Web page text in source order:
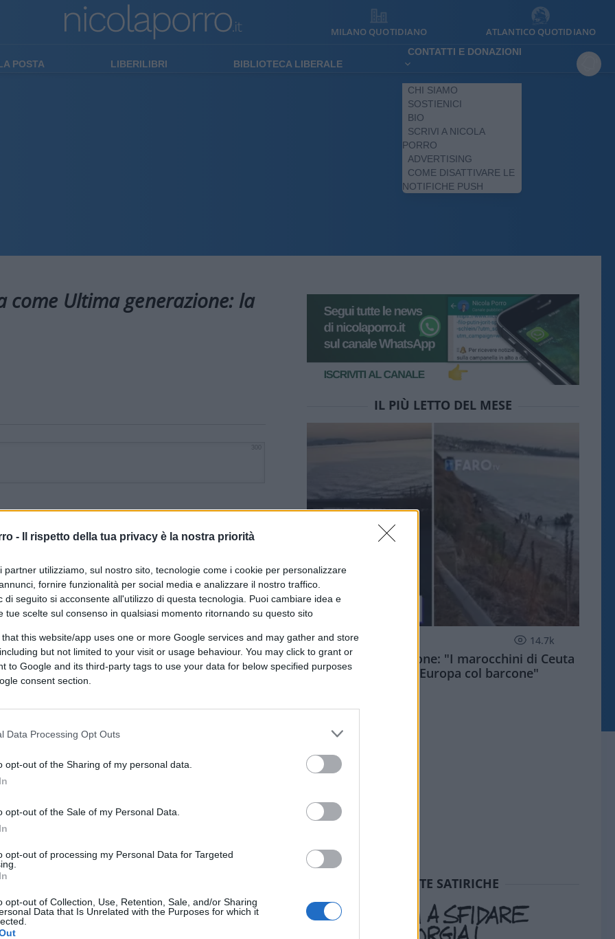
- Il rispetto della tua privacy è la nostra priorità
partner utilizziamo, sul nostro sito, tecnologie come i cookie per personalizzare
fornire funzionalità per social media e analizzare il nostro traffico.
di seguito si acconsente all'utilizzo di questa tecnologia. Puoi cambiare idea e
tue scelte sul consenso in qualsiasi momento ritornando su questo sito
that this website/app uses one or more Google services and may gather and store
but not limited to your visit or usage behaviour. You may click to grant or
to Google and its third-party tags to use your data for below specified purposes
consent section.
Data Processing Opt Outs
opt-out of the Sharing of my personal data.
opt-out of the Sale of my Personal Data.
opt-out of processing my Personal Data for Targeted
opt-out of Collection, Use, Retention, Sale, and/or Sharing
Data that Is Unrelated with the Purposes for which it
MILANO QUOTIDIANO ATLANTICO QUOTIDIANO
POSTA LIBERILIBRI BIBLIOTECA LIBERALE
CONTATTI E DONAZIONI
CHI SIAMO
SOSTIENICI
BIO
SCRIVI A NICOLA
PORRO
ADVERTISING
COME DISATTIVARE LE
NOTIFICHE PUSH
come Ultima generazione: la
per chi voti e ti dirò chi sei.
l’ho vista l’ultima volta al liceo,anni’80.questo
l’italia.non so se disperarmi o farmela sotto dalle
dei milioni di Addeo,il loro elettore-tipo (segue)
di fronte alla porta del Parlamento che impedisse
5 minuti arriverebbero i blindati per caricare
IL PIÙ LETTO DEL MESE
ESTERI 14.7k
Meloni aveva ragione: "I marocchini di Ceuta
sbarcano in Europa col barcone"
SEDUTE SATIRICHE